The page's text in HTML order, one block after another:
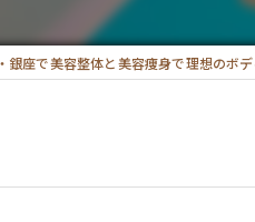
銀座で美容整体と美容痩身で理想のボ